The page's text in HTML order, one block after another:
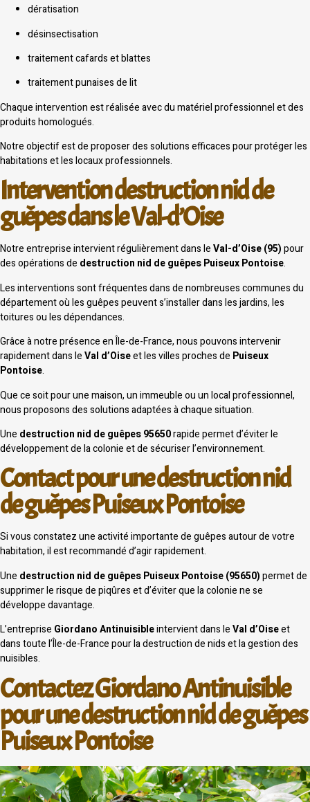
dératisation
désinsectisation
traitement cafards et blattes
traitement punaises de lit
Chaque intervention est réalisée avec du matériel professionnel et des
produits homologués.
Notre objectif est de proposer des solutions efficaces pour protéger les
habitations et les locaux professionnels.
Intervention destruction nid de
guêpes dans le Val-d’Oise
Notre entreprise intervient régulièrement dans leVal-d’Oise (95)pour
des opérations de destruction nid de guêpes Puiseux Pontoise.
Les interventions sont fréquentes dans de nombreuses communes du
département où les guêpes peuvent s’installer dans les jardins, les
toitures ou les dépendances.
Grâce à notre présence en Île-de-France, nous pouvons intervenir
rapidement dans leVal d’Oiseet les villes proches de Puiseux
Pontoise.
Que ce soit pour une maison, un immeuble ou un local professionnel,
nous proposons des solutions adaptées à chaque situation.
Une destruction nid de guêpes 95650rapide permet d’éviter le
développement de la colonie et de sécuriser l’environnement.
Contact pour une destruction nid
de guêpes Puiseux Pontoise
Si vous constatez une activité importante de guêpes autour de votre
habitation, il est recommandé d’agir rapidement.
Une destruction nid de guêpes Puiseux Pontoise (95650)permet de
supprimer le risque de piqûres et d’éviter que la colonie ne se
développe davantage.
L’entreprise Giordano Antinuisibleintervient dans leVal d’Oiseet
dans toute l’Île-de-France pour la destruction de nids et la gestion des
nuisibles.
Contactez Giordano Antinuisible
pour une destruction nid de guêpes
Puiseux Pontoise